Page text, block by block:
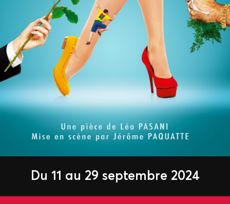
Du 11 au 29 septembre 2024